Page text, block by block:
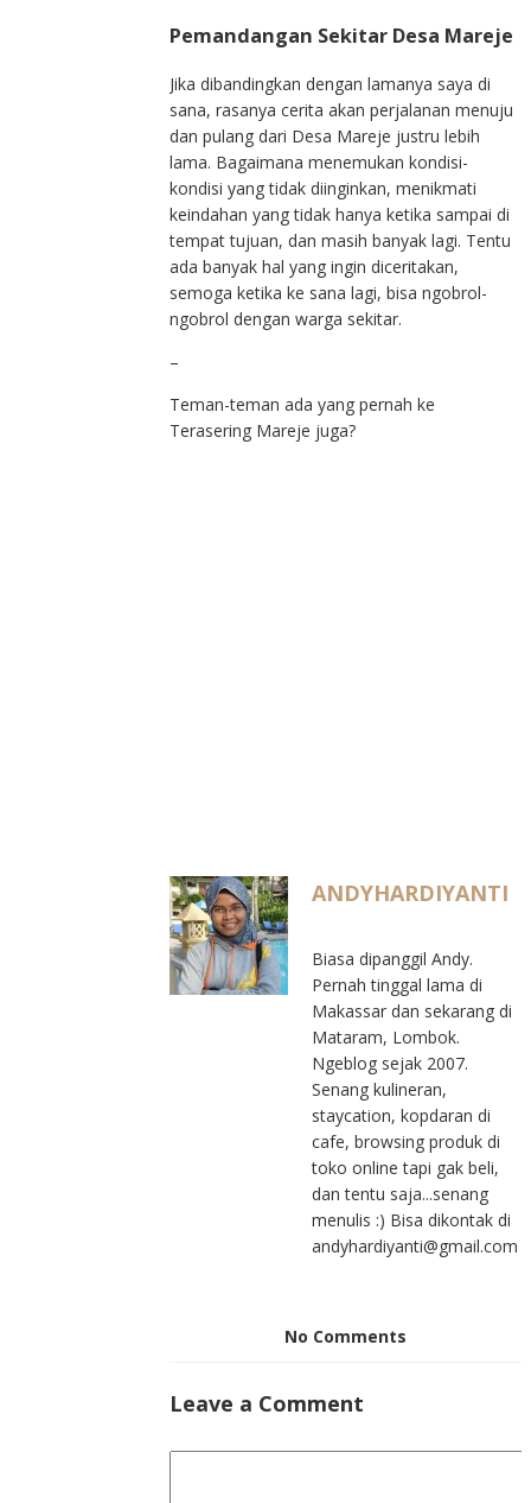
Pemandangan Sekitar Desa Mareje
Jika dibandingkan dengan lamanya saya di
sana, rasanya cerita akan perjalanan menuju
dan pulang dari Desa Mareje justru lebih
lama. Bagaimana menemukan kondisi-
kondisi yang tidak diinginkan, menikmati
keindahan yang tidak hanya ketika sampai di
tempat tujuan, dan masih banyak lagi. Tentu
ada banyak hal yang ingin diceritakan,
semoga ketika ke sana lagi, bisa ngobrol-
ngobrol dengan warga sekitar.
–
Teman-teman ada yang pernah ke
Terasering Mareje juga?
ANDYHARDIYANTI
Biasa dipanggil Andy.
Pernah tinggal lama di
Makassar dan sekarang di
Mataram, Lombok.
Ngeblog sejak 2007.
Senang kulineran,
staycation, kopdaran di
cafe, browsing produk di
toko online tapi gak beli,
dan tentu saja...senang
menulis :) Bisa dikontak di
andyhardiyanti@gmail.com
No Comments
Leave a Comment